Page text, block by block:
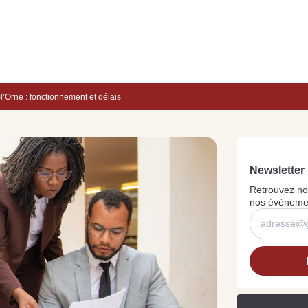
Investir pour la première
fois à Saint-Pierre-des-
Nids : guide d’achat
immobilier
de rapport à Écouché-
les-Vallées : quelles
sont les démarches à
entreprendre ?
: fonctionnement et délais
Retrouvez
nos